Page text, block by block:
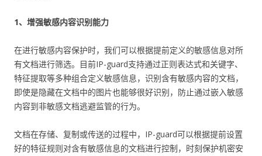
1、增强敏感内容识别能力
在进行敏感内容保护时，我们可以根据提前定义的敏感信息对所
有文档进行筛选。目前IP-guard支持通过正则表达式和关键字、
特征提取等多种组合定义敏感信息，识别含有敏感内容的文档，
即使是隐藏在文档中的图片也能够很好识别，防止通过嵌入敏感
内容到非敏感文档逃避监管的行为。
文档在存储、复制或传送的过程中，IP-guard可以根据提前设置
好的特征规则对含有敏感信息的文档进行控制，时刻保护机密安